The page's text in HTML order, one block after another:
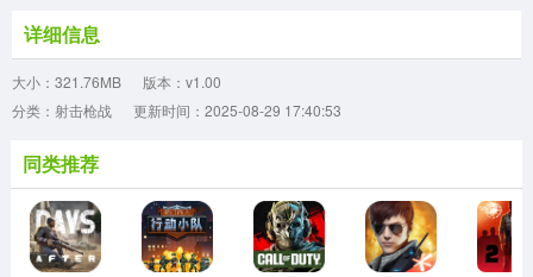
详细信息
大小：321.76MB
版本：v1.00
分类：射击枪战
更新时间：2025-08-29 17:40:53
同类推荐